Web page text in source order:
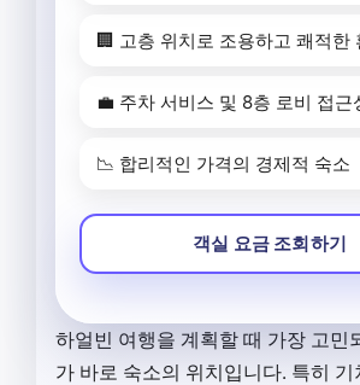
🏢 고층 위치로 조용하고 쾌적한
💼 주차 서비스 및 8층 로비 접근
📉 합리적인 가격의 경제적 숙소
객실 요금 조회하기
하얼빈 여행을 계획할 때 가장 고민
가 바로 숙소의 위치입니다. 특히